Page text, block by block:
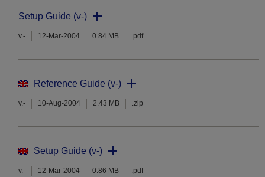
Setup Guide (v-)
v.- 12-Mar-2004 0.84 MB .pdf
Reference Guide (v-)
v.- 10-Aug-2004 2.43 MB .zip
Setup Guide (v-)
v.- 12-Mar-2004 0.86 MB .pdf